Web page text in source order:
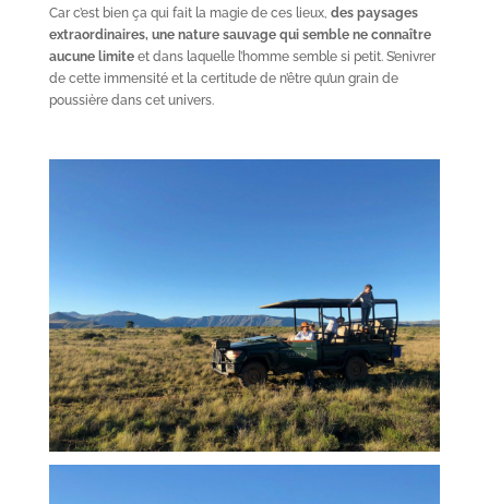
Car c’est bien ça qui fait la magie de ces lieux, des paysages
extraordinaires, une nature sauvage qui semble ne connaître
aucune limiteet dans laquelle l’homme semble si petit. S’enivrer
de cette immensité et la certitude de n’être qu’un grain de
poussière dans cet univers.